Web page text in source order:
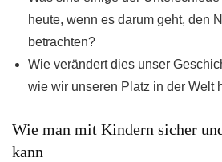
heute, wenn es darum geht, den
betrachten?
Wie verändert dies unser
wie wir unseren Platz in der Welt
Wie man mit Kindern sicher
kann